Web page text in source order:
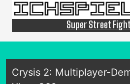
Super Street
Crysis 2: Multiplayer-